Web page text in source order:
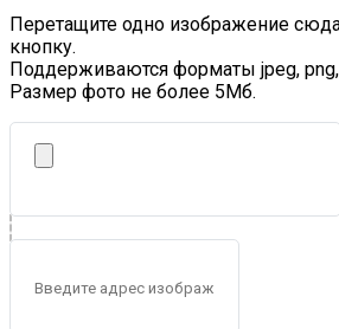
Перетащите одно изображение
кнопку.
Поддерживаются форматы jpeg,
Размер фото не более 5Mб.